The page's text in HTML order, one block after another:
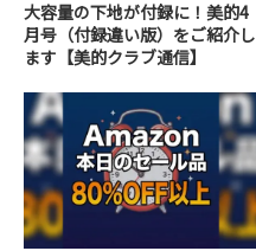
大容量の下地が付録に！美的4
月号（付録違い版）をご紹介し
ます【美的クラブ通信】